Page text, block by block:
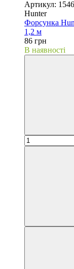
Артикул: 1546
Hunter
Форсунка
1,2 м
86 грн
В наявності